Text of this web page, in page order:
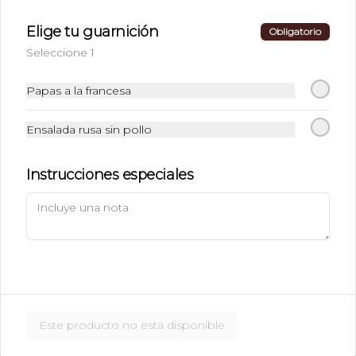
$37.00
LIMONADA O
$46.00
JUGO DE FRUTA NATURAL
$46.00
Elige tu guarnición Obligatorio
Seleccione 1
Papas a la francesa
Ensalada rusa sin pollo
Instrucciones especiales
Este producto no esta disponible